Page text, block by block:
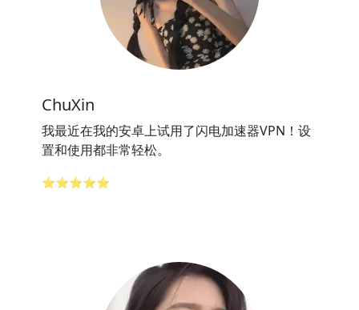
ChuXin
我最近在我的安卓上试用了闪电加速器VPN！设
置和使用都非常轻松。
⭐⭐⭐⭐⭐